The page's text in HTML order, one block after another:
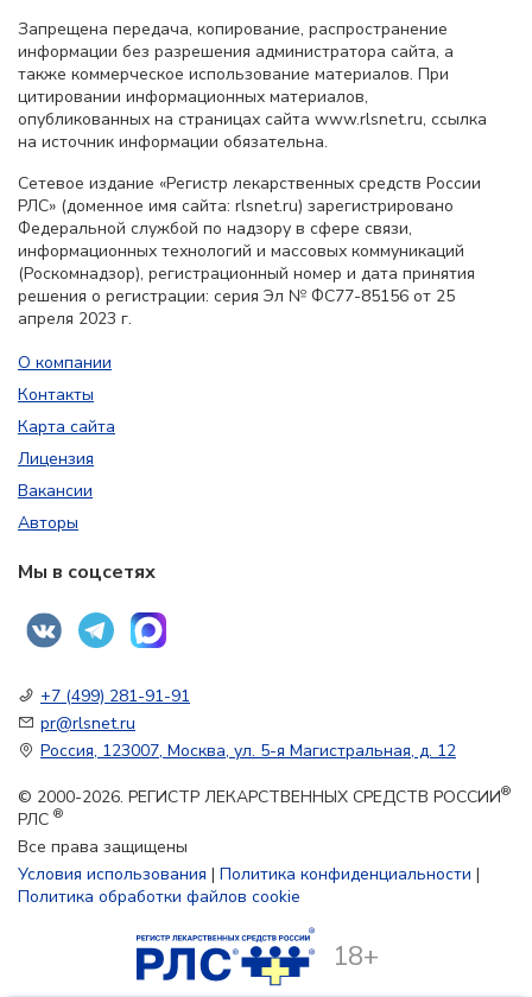
Запрещена передача, копирование, распространение
информации без разрешения администратора сайта, а
также коммерческое использование материалов. При
цитировании информационных материалов,
опубликованных на страницах сайта www.rlsnet.ru, ссылка
на источник информации обязательна.
Сетевое издание «Регистр лекарственных средств России
РЛС» (доменное имя сайта: rlsnet.ru) зарегистрировано
Федеральной службой по надзору в сфере связи,
информационных технологий и массовых коммуникаций
(Роскомнадзор), регистрационный номер и дата принятия
решения о регистрации: серия Эл № ФС77-85156 от 25
апреля 2023 г.
О компании
Контакты
Карта сайта
Лицензия
Вакансии
Авторы
Мы в соцсетях
+7 (499) 281-91-91
pr@rlsnet.ru
Россия, 123007, Москва, ул. 5-я Магистральная, д. 12
© 2000-2026. РЕГИСТР ЛЕКАРСТВЕННЫХ СРЕДСТВ РОССИИ®
РЛС ®
Все права защищены
Условия использования | Политика конфиденциальности |
Политика обработки файлов cookie
18+